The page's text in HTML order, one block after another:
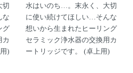
切
な
グ
カ
)
水はいのち…。末永く、大切
に使い続けてほしい…そんな
想いから生まれたヒーリング
セラミック浄水器の交換用カ
ートリッジです。 (卓上用)